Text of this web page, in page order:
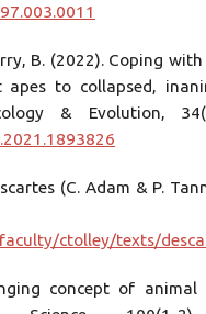
B. (2022). Coping
apes to collapsed,
& Evolution,
(C. Adam & P.
ctolley/texts/
concept of animal